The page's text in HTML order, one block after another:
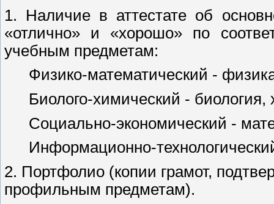
1. Наличие в аттестате об
«отлично» и «хорошо» по
учебным предметам:
Физико-математический -
Биолого-химический - биология,
Социально-экономический -
Информационно-
2. Портфолио (копии грамот,
профильным предметам).